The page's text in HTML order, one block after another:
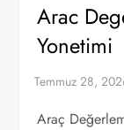
Arac
Yonetimi
Araç